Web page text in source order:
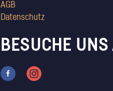
AGB
Datenschutz
BESUCHE